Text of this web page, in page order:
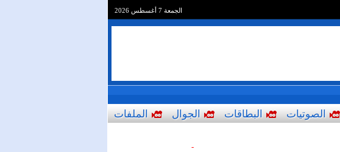
الجمعة 7 أغسطس 2026
الصوتيات البطاقات الجوال الملفات
-